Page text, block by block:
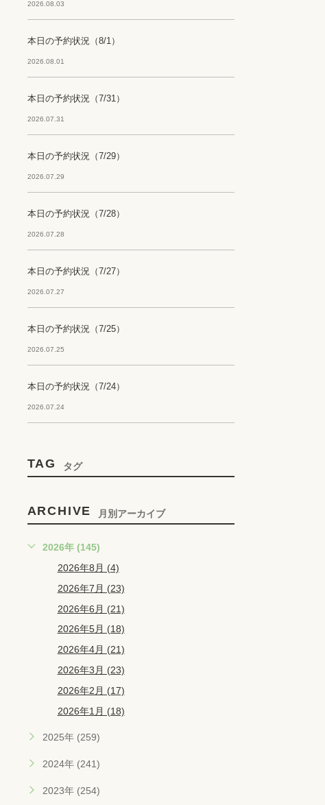
2026.08.03
本日の予約状況（8/1）
2026.08.01
本日の予約状況（7/31）
2026.07.31
本日の予約状況（7/29）
2026.07.29
本日の予約状況（7/28）
2026.07.28
本日の予約状況（7/27）
2026.07.27
本日の予約状況（7/25）
2026.07.25
本日の予約状況（7/24）
2026.07.24
TAG タグ
ARCHIVE 月別アーカイブ
2026年 (145)
2026年8月 (4)
2026年7月 (23)
2026年6月 (21)
2026年5月 (18)
2026年4月 (21)
2026年3月 (23)
2026年2月 (17)
2026年1月 (18)
2025年 (259)
2024年 (241)
2023年 (254)